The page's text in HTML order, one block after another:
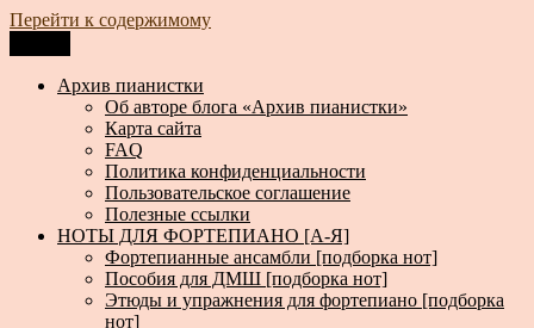
Перейти к содержимому
Архив пианистки
Всё для пианистов: ноты, книги, музыка, статьи…
Архив пианистки
Об авторе блога «Архив пианистки»
Карта сайта
FAQ
Политика конфиденциальности
Пользовательское соглашение
Полезные ссылки
НОТЫ ДЛЯ ФОРТЕПИАНО [А-Я]
Фортепианные ансамбли [подборка нот]
Пособия для ДМШ [подборка нот]
Этюды и упражнения для фортепиано [подборка
нот]